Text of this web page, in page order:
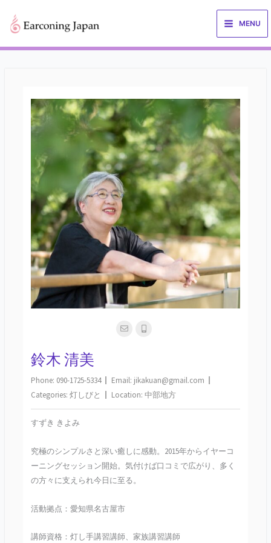
ス
MENU
鈴木 清美
Phone: 090-1725-5334 Email: jikakuan@gmail.com
Categories: 灯しびと Location: 中部地方
すずき きよみ
究極のシンプルさと深い癒しに感動。2015年からイヤーコ
ーニングセッション開始。気付けば口コミで広がり、多く
の方々に支えられ今日に至る。
活動拠点：愛知県名古屋市
講師資格：灯し手講習講師、家族講習講師